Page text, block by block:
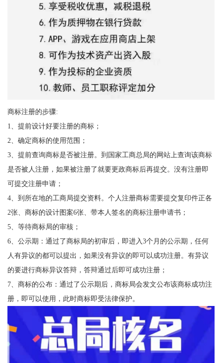
商标注册的步骤:
1、提前设计好要注册的商标；
2、确定商标的使用范围；
3、提前查询商标是否被注册。到国家工商总局的网站上查询该商标
是否被人注册，如果被注册了就要更政商标后再提交。没有注册即
可提交注册申请；
4、到所在地的工商局提交资料。个人注册商标需要提交复印件正各
2张、商标的设计图案6张、带本人签名的商标注册申请书；
5、等待商标局的审核；
6、公示期：通过了商标局的初审后，即进入3个月的公示期，任何
人有异议的都可以提出，如果没有异议的即可以成功注册。有异议
的要进行商标异议答辩，答辩通过后即可成功注册；
7、商标的公布：通过了公示期后，商标局会发文公布该商标成功注
册，即可以使用，此时商标即受法律保护。